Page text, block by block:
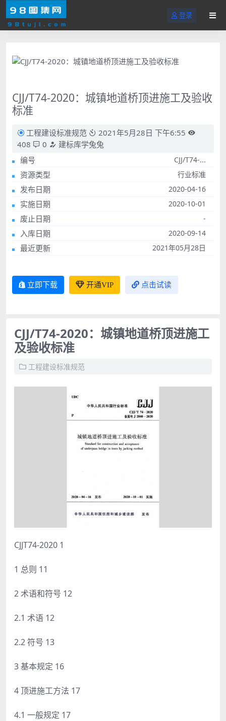
登录
CJJ/T74-2020：城镇地道桥顶进施工及验收
标准
工程建设标准规范
2021年5月28日 下午6:55
408
0
建标库学兔兔
编号
CJJ/T74-...
资源类型 行业标准
发布日期 2020-04-16
实施日期 2020-10-01
废止日期 -
入库日期 2020-09-14
最近更新 2021年05月28日
立即下载 开通VIP 点击试读
CJJ/T74-2020：城镇地道桥顶进施工
及验收标准
工程建设标准规范
CJJT74-2020 1
1 总则 11
2 术语和符号 12
2.1 术语 12
2.2 符号 13
3 基本规定 16
4 顶进施工方法 17
4.1 一般规定 17